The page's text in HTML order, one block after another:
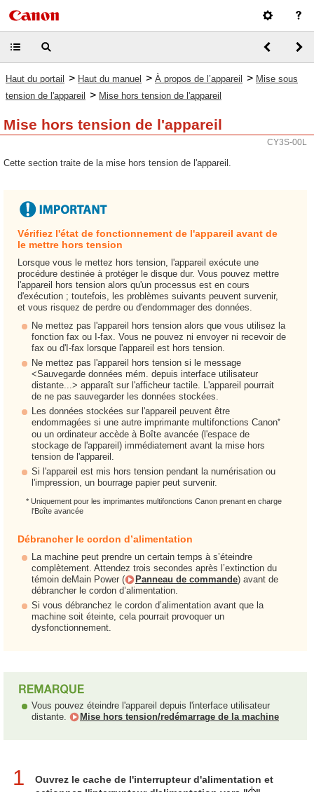
Haut du portail > Haut du manuel > À propos de l’appareil > Mise sous
tension de l'appareil
> Mise hors tension de l'appareil
Mise hors tension de l'appareil
CY3S-00L
Cette section traite de la mise hors tension de l'appareil.
Vérifiez l'état de fonctionnement de l'appareil avant de
le mettre hors tension
Lorsque vous le mettez hors tension, l'appareil exécute une
procédure destinée à protéger le disque dur. Vous pouvez mettre
l'appareil hors tension alors qu'un processus est en cours
d'exécution ; toutefois, les problèmes suivants peuvent survenir,
et vous risquez de perdre ou d'endommager des données.
Ne mettez pas l'appareil hors tension alors que vous utilisez la
fonction fax ou I-fax. Vous ne pouvez ni envoyer ni recevoir de
fax ou d'I-fax lorsque l'appareil est hors tension.
Ne mettez pas l'appareil hors tension si le message
<Sauvegarde données mém. depuis interface utilisateur
distante...> apparaît sur l'afficheur tactile. L'appareil pourrait
de ne pas sauvegarder les données stockées.
Les données stockées sur l'appareil peuvent être
endommagées si une autre imprimante multifonctions Canon*
ou un ordinateur accède à Boîte avancée (l'espace de
stockage de l'appareil) immédiatement avant la mise hors
tension de l'appareil.
Si l'appareil est mis hors tension pendant la numérisation ou
l'impression, un bourrage papier peut survenir.
* Uniquement pour les imprimantes multifonctions Canon prenant en charge
l'Boîte avancée
Débrancher le cordon d’alimentation
La machine peut prendre un certain temps à s’éteindre
complètement. Attendez trois secondes après l’extinction du
témoin deMain Power (
Panneau de commande) avant de
débrancher le cordon d’alimentation.
Si vous débranchez le cordon d’alimentation avant que la
machine soit éteinte, cela pourrait provoquer un
dysfonctionnement.
Vous pouvez éteindre l'appareil depuis l'interface utilisateur
distante.
Mise hors tension/redémarrage de la machine
1
Ouvrez le cache de l'interrupteur d'alimentation et